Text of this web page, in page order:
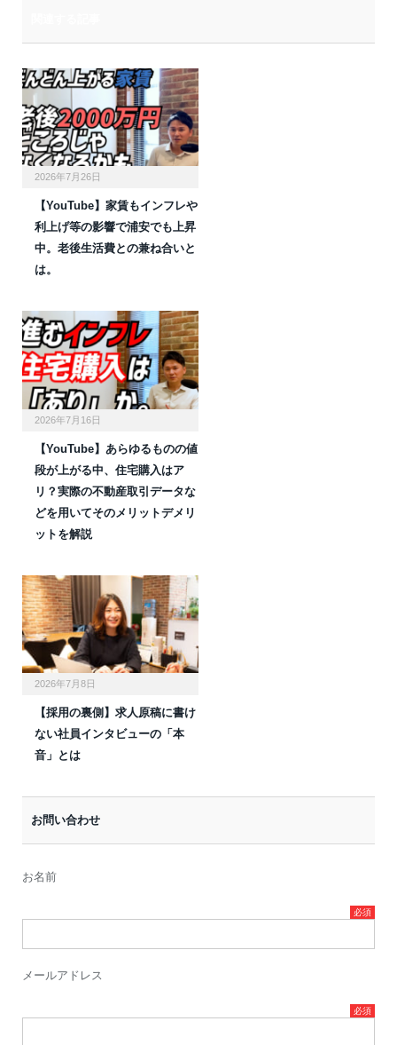
2026年7月26日
【YouTube】家賃もインフレや
利上げ等の影響で浦安でも上昇
中。老後生活費との兼ね合いと
は。
2026年7月16日
【YouTube】あらゆるものの値
段が上がる中、住宅購入はア
リ？実際の不動産取引データな
どを用いてそのメリットデメリ
ットを解説
2026年7月8日
【採用の裏側】求人原稿に書け
ない社員インタビューの「本
音」とは
お問い合わせ
お名前
メールアドレス